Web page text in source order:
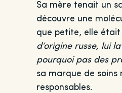
Sa mère tenait un
découvre une
que petite, elle était
d’origine russe, lui
pourquoi pas des
sa marque de
responsables.